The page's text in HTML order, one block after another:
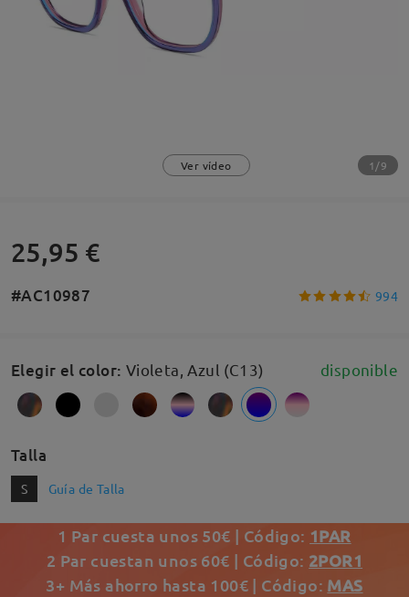
Ver vídeo 1/9
25,95 €
#AC10987 994
Elegir el color: Violeta, Azul (C13) disponible
Talla
S Guía de Talla
1 Par cuesta unos 50€ | Código: 1PAR
2 Par cuestan unos 60€ | Código: 2POR1
3+ Más ahorro hasta 100€ | Código: MAS